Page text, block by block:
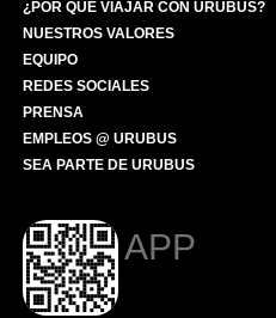
¿POR QUÉ VIAJAR CON URUBUS?
NUESTROS VALORES
EQUIPO
REDES SOCIALES
PRENSA
EMPLEOS @ URUBUS
SEA PARTE DE URUBUS
APP